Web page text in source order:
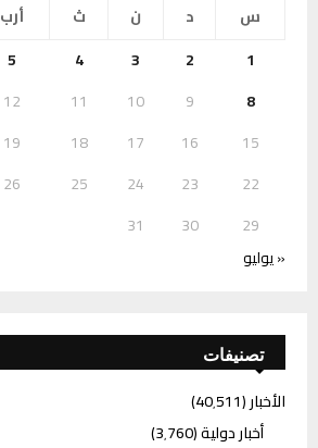
س
د ن ث أرب
1
2
3
4
5
8
9
10
11
12
15
16
17
18
19
22
23
24
25
26
29
30
31
« يوليو
تصنيفات
الأخبار(40٬511)
أخبار دولية(3٬760)